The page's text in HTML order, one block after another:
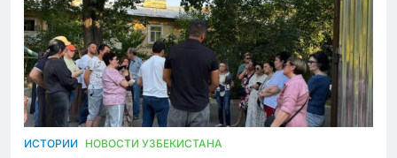
ИСТОРИИ НОВОСТИ УЗБЕКИСТАНА